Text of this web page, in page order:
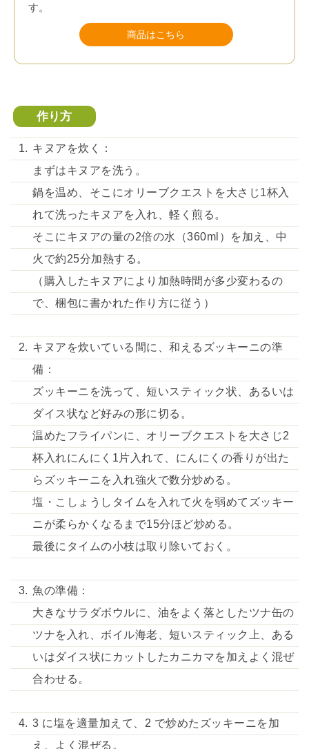
す。
商品はこちら
作り方
キヌアを炊く：
まずはキヌアを洗う。
鍋を温め、そこにオリーブクエストを大さじ1杯入
れて洗ったキヌアを入れ、軽く煎る。
そこにキヌアの量の2倍の水（360ml）を加え、中
火で約25分加熱する。
（購入したキヌアにより加熱時間が多少変わるの
で、梱包に書かれた作り方に従う）
キヌアを炊いている間に、和えるズッキーニの準
備：
ズッキーニを洗って、短いスティック状、あるいは
ダイス状など好みの形に切る。
温めたフライパンに、オリーブクエストを大さじ2
杯入れにんにく1片入れて、にんにくの香りが出た
らズッキーニを入れ強火で数分炒める。
塩・こしょうしタイムを入れて火を弱めてズッキー
ニが柔らかくなるまで15分ほど炒める。
最後にタイムの小枝は取り除いておく。
魚の準備：
大きなサラダボウルに、油をよく落としたツナ缶の
ツナを入れ、ボイル海老、短いスティック上、ある
いはダイス状にカットしたカニカマを加えよく混ぜ
合わせる。
3 に塩を適量加えて、2 で炒めたズッキーニを加
え、よく混ぜる。